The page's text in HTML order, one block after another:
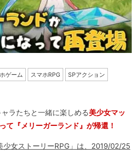
ゲーム スマホRPG SPアクション
ラたちと一緒に楽しめる美少女マッ
て『メリーガーランド』が帰還！
少女ストーリーRPG」は、2019/02/25